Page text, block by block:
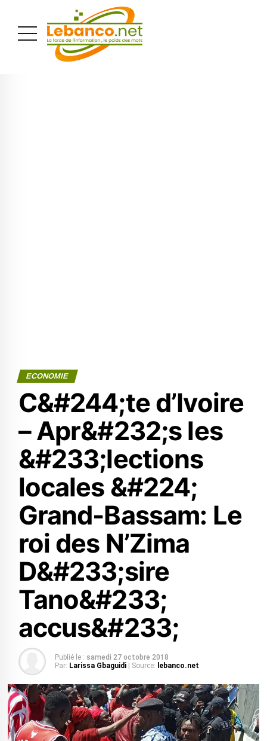
ECONOMIE
C&#244;te d’Ivoire
– Apr&#232;s les
&#233;lections
locales &#224;
Grand-Bassam: Le
roi des N’Zima
D&#233;sire
Tano&#233;
accus&#233;
Publié le : samedi 27 octobre 2018
Par: Larissa Gbaguidi | Source: lebanco.net